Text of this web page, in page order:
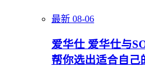
最新 08-06
爱华仕 爱华仕与
帮你选出适合自己